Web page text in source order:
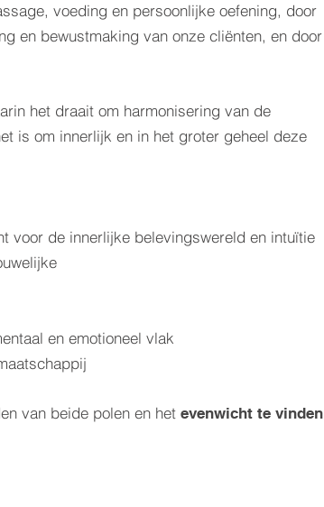
voeding en persoonlijke oefening, door
en bewustmaking van onze cliënten, en door
het draait om harmonisering van de
is om innerlijk en in het groter geheel deze
voor de innerlijke belevingswereld en intuïtie
en emotioneel vlak
van beide polen en het evenwicht te vinden